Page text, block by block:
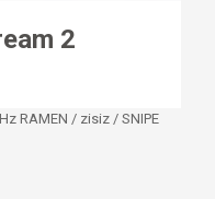
2
RAMEN / zisiz / SNIPE